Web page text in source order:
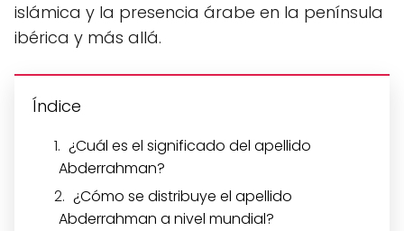
islámica y la presencia árabe en la península
ibérica y más allá.
Índice
¿Cuál es el significado del apellido
Abderrahman?
¿Cómo se distribuye el apellido
Abderrahman a nivel mundial?